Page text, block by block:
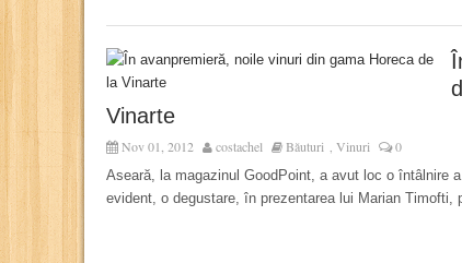
Vinarte
Nov 01, 2012 costachel Băuturi , Vinuri 0
Aseară, la magazinul GoodPoint, a avut loc o întâlnire
evident, o degustare, în prezentarea lui Marian Timofti,